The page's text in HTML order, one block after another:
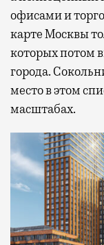
офисами и
карте Москвы
которых потом
города.
место в этом
масштабах.